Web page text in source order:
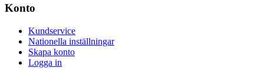
Konto
Kundservice
Nationella inställningar
Skapa konto
Logga in